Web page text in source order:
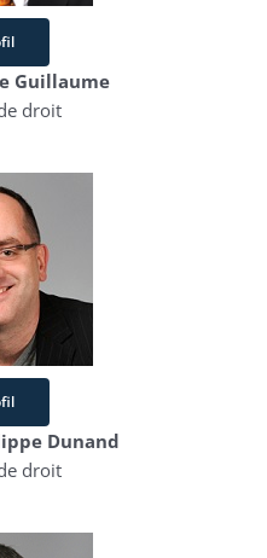
Guillaume
droit
Dunand
droit